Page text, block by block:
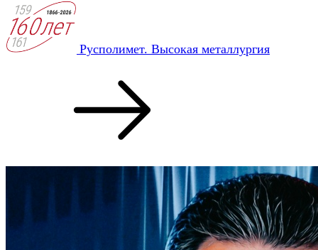
Русполимет. Высокая металлургия